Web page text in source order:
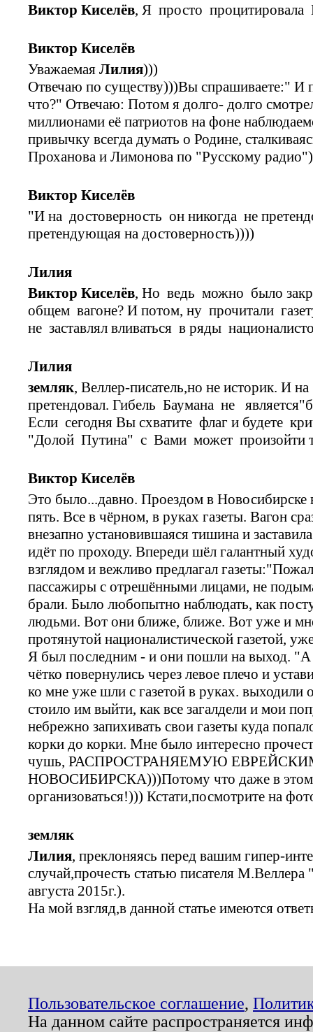
Виктор Киселёв, Я просто процитировала
Виктор Киселёв
Уважаемая Лилия)))
Отвечаю по существу)))Вы спрашиваете:" И
что?" Отвечаю: Потом я долго- долго
миллионами её патриотов на фоне
привычку всегда думать о Родине,
Проханова и Лимонова по "Русскому
Виктор Киселёв
"И на достоверность он никогда не
претендующая на достоверность))))
Лилия
Виктор Киселёв, Но ведь можно было
общем вагоне? И потом, ну прочитали
не заставлял вливаться в ряды
Лилия
земляк, Веллер-писатель,но не историк. И
претендовал. Гибель Баумана не
Если сегодня Вы схватите флаг и будете
"Долой Путина" с Вами может произойти
Виктор Киселёв
Это было...давно. Проездом в Новосибирске
пять. Все в чёрном, в руках газеты. Вагон
внезапно установившаяся тишина и
идёт по проходу. Впереди шёл галантный
взглядом и вежливо предлагал
пассажиры с отрешёнными лицами, не
брали. Было любопытно наблюдать, как
людьми. Вот они ближе, ближе. Вот уже и
протянутой националистической газетой,
Я был последним - и они пошли на выход.
чётко повернулись через левое плечо и
ко мне уже шли с газетой в руках.
стоило им выйти, как все загалдели и мои
небрежно запихивать свои газеты куда
корки до корки. Мне было интересно
чушь, РАСПРОСТРАНЯЕМУЮ
НОВОСИБИРСКА)))Потому что даже в этом
организоваться!))) Кстати,посмотрите на
земляк
Лилия, преклоняясь перед вашим гипер-
случай,прочесть статью писателя
августа 2015г.).
На мой взгляд,в данной статье имеются
Пользовательское соглашение,
На данном сайте распространяется